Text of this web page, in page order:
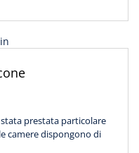
prestata particolare
camere dispongono di